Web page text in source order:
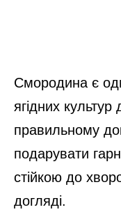
Смородина є
ягідних
правильному
подарувати
стійкою до
догляді.